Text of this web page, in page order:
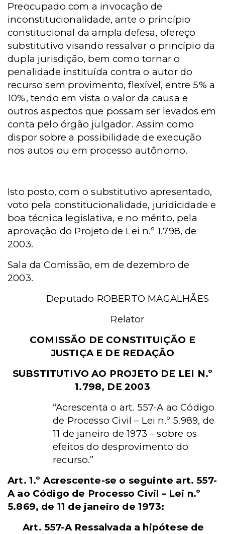
Preocupado com a invocação de
inconstitucionalidade, ante o princípio
constitucional da ampla defesa, ofereço
substitutivo visando ressalvar o princípio da
dupla jurisdição, bem como tornar o
penalidade instituída contra o autor do
recurso sem provimento, flexível, entre 5% a
10%, tendo em vista o valor da causa e
outros aspectos que possam ser levados em
conta pelo órgão julgador. Assim como
dispor sobre a possibilidade de execução
nos autos ou em processo autônomo.
Isto posto, com o substitutivo apresentado,
voto pela constitucionalidade, juridicidade e
boa técnica legislativa, e no mérito, pela
aprovação do Projeto de Lei n.º 1.798, de
2003.
Sala da Comissão, em de dezembro de
2003.
Deputado ROBERTO MAGALHÃES
Relator
COMISSÃO DE CONSTITUIÇÃO E
JUSTIÇA E DE REDAÇÃO
SUBSTITUTIVO AO PROJETO DE LEI N.º
1.798, DE 2003
“Acrescenta o art. 557-A ao Código
de Processo Civil – Lei n.º 5.989, de
11 de janeiro de 1973 – sobre os
efeitos do desprovimento do
recurso.”
Art. 1.º Acrescente-se o seguinte art. 557-
A ao Código de Processo Civil – Lei n.º
5.869, de 11 de janeiro de 1973:
Art. 557-A Ressalvada a hipótese de